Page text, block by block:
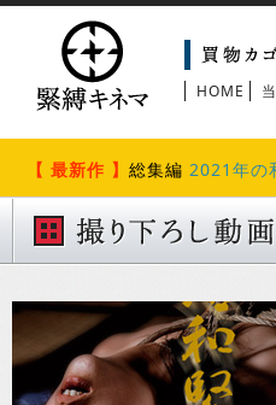
HOME
【 最新作 】 総集編 2021年の